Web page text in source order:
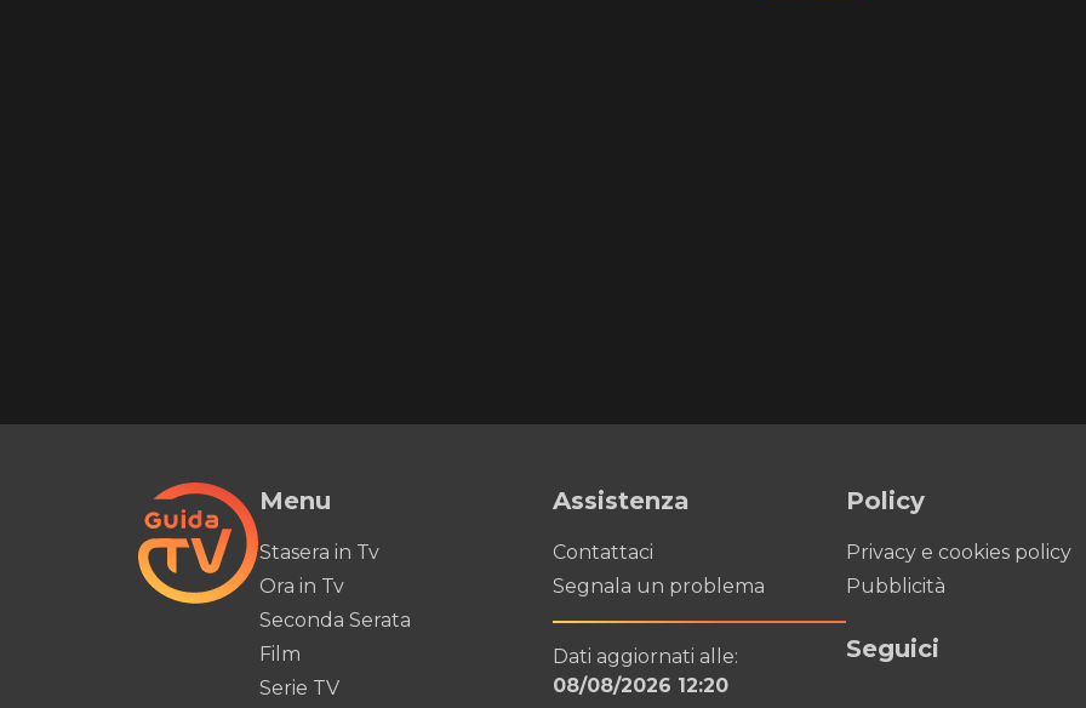
Menu
Stasera in Tv
Ora in Tv
Seconda Serata
Film
Serie TV
Assistenza
Contattaci
Segnala un problema
Dati aggiornati alle:
08/08/2026 12:20
Policy
Privacy e cookies policy
Pubblicità
Seguici